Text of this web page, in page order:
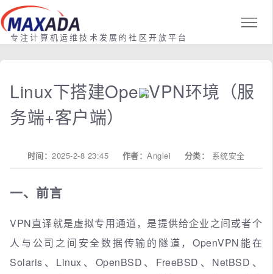
专注计算机运维技术发展的社区开放平台
Linux下搭建OpenVPN环境（服
务端+客户端）
时间： 2025-2-8 23:45 作者： Anglei 分类： 系统安全
一、前言
VPN直译就是虚拟专用通道，是提供给企业之间或者个
人与公司之间安全数据传输的隧道，OpenVPN能在
Solaris、Linux、OpenBSD、FreeBSD、NetBSD、